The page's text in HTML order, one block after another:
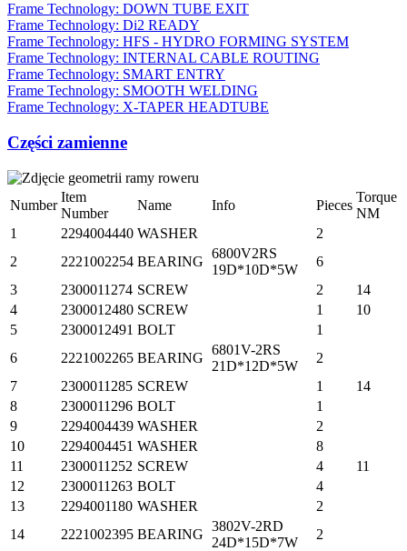
Frame Technology: DOWN TUBE EXIT
Frame Technology: Di2 READY
Frame Technology: HFS - HYDRO FORMING SYSTEM
Frame Technology: INTERNAL CABLE ROUTING
Frame Technology: SMART ENTRY
Frame Technology: SMOOTH WELDING
Frame Technology: X-TAPER HEADTUBE
Części zamienne
Number
Item
Number
Name Info Pieces
Torque
NM
1
2294004440 WASHER
2
2
2221002254 BEARING
6800V2RS
19D*10D*5W
6
3
2300011274 SCREW 2
14
4
2300012480 SCREW 1
10
5
2300012491 BOLT
1
6
2221002265 BEARING
6801V-2RS
21D*12D*5W
2
7
2300011285 SCREW 1
14
8
2300011296 BOLT
1
9
2294004439 WASHER
2
10
2294004451 WASHER
8
11
2300011252 SCREW 4
11
12
2300011263 BOLT
4
13
2294001180 WASHER
2
14
2221002395 BEARING
3802V-2RD
24D*15D*7W
2